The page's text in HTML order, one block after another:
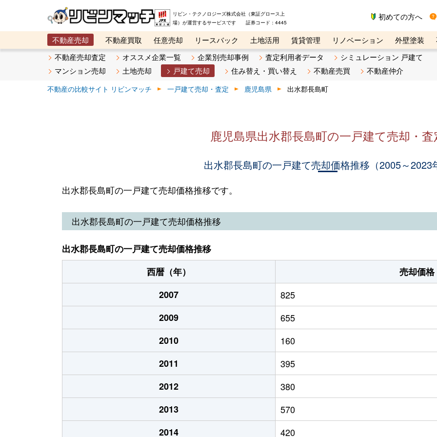
リビン・テクノロジーズ株式会社（東証グロース上
場）が運営するサービスです 証券コード：4445
初めての方へ
不動産売却 不動産買取 任意売却 リースバック 土地活用 賃貸管理 リノベーション 外壁塗装
メタ住宅展示場
ベスト不動産カンパニー オンライン講座 リビンマガジンBiz 不動産売却ご相談デスク
不動産売却査定 オススメ企業一覧 企業別売却事例 査定利用者データ
シミュレーション 戸建て
マンション売却
土地売却 戸建て売却 住み替え・買い替え 不動産売買 不動産仲介
不動産の比較サイト リビンマッチ 一戸建て売却・査定 鹿児島県 出水郡長島町
鹿児島県出水郡長島町の一戸建て売却・査
出水郡長島町の一戸建て売却価格推移（2005～2023
出水郡長島町の一戸建て売却価格推移です。
出水郡長島町の一戸建て売却価格推移
出水郡長島町の一戸建て売却価格推移
西暦（年）
売却価
2007
825
2009
655
2010
160
2011
395
2012
380
2013
570
2014
420